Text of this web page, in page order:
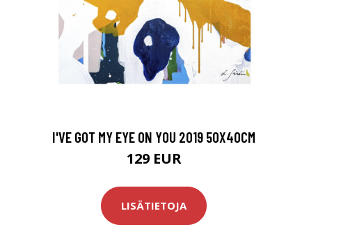
I'VE GOT MY EYE ON YOU 2019 50X40CM
129 EUR
LISÄTIETOJA